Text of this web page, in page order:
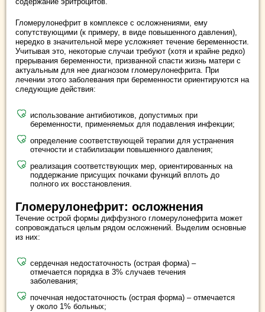
Гломерулонефрит в комплексе с осложнениями, ему
сопутствующими (к примеру, в виде повышенного давления),
нередко в значительной мере усложняет течение беременности.
Учитывая это, некоторые случаи требуют (хотя и крайне редко)
прерывания беременности, призванной спасти жизнь матери с
актуальным для нее диагнозом гломерулонефрита. При
лечении этого заболевания при беременности ориентируются на
следующие действия:
использование антибиотиков, допустимых при
беременности, применяемых для подавления инфекции;
определение соответствующей терапии для устранения
отечности и стабилизации повышенного давления;
реализация соответствующих мер, ориентированных на
поддержание присущих почками функций вплоть до
полного их восстановления.
Гломерулонефрит: осложнения
Течение острой формы диффузного гломерулонефрита может
сопровождаться целым рядом осложнений. Выделим основные
из них:
сердечная недостаточность (острая форма) –
отмечается порядка в 3% случаев течения
заболевания;
почечная недостаточность (острая форма) – отмечается
у около 1% больных;